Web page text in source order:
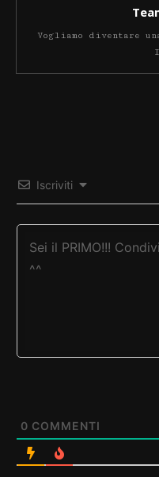
Vogliamo diventare
Iscriviti
0 COMMENTI